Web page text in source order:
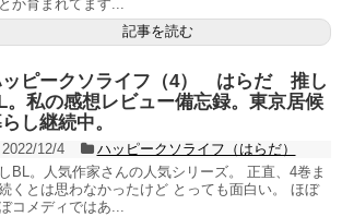
か育まれてます...
記事を読む
ッピークソライフ（4） はらだ 推し
。私の感想レビュー備忘録。東京居候
し継続中。
2022/12/4
ハッピークソライフ（はらだ）
BL。人気作家さんの人気シリーズ。 正直、4巻ま
くとは思わなかったけど とっても面白い。 ほぼ
コメディではあ...